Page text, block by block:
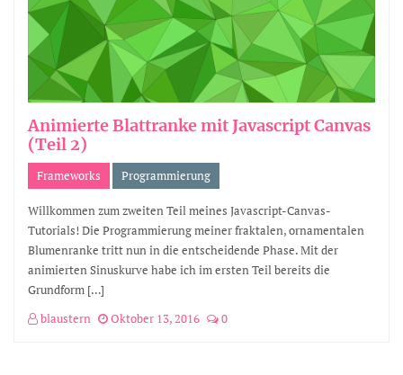
Animierte Blattranke mit Javascript Canvas
(Teil 2)
Frameworks Programmierung
Willkommen zum zweiten Teil meines Javascript-Canvas-
Tutorials! Die Programmierung meiner fraktalen, ornamentalen
Blumenranke tritt nun in die entscheidende Phase. Mit der
animierten Sinuskurve habe ich im ersten Teil bereits die
Grundform […]
blaustern
Oktober 13, 2016 0